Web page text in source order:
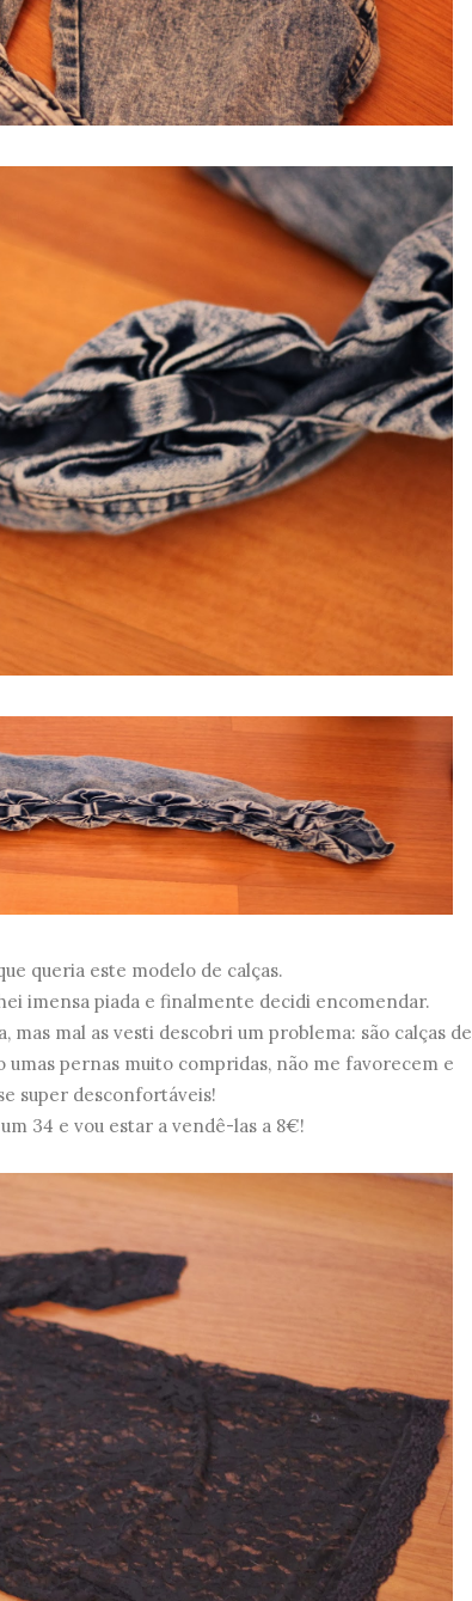
queria este modelo de calças.
imensa piada e finalmente decidi encomendar.
mas mal as vesti descobri um problema: são calças de
pernas muito compridas, não me favorecem e
super desconfortáveis!
34 e vou estar a vendê-las a 8€!